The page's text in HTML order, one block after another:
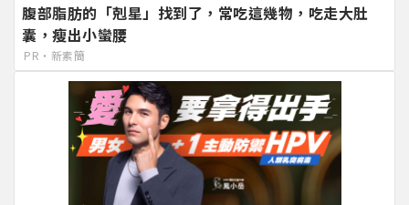
腹部脂肪的「剋星」找到了，常吃這幾物，吃走大肚
囊，瘦出小蠻腰
PR・新素簡